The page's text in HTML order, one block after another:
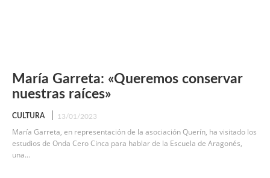
María Garreta: «Queremos conservar
nuestras raíces»
CULTURA 13/01/2023
María Garreta, en representación de la asociación Querín, ha visitado los
estudios de Onda Cero Cinca para hablar de la Escuela de Aragonés,
una...